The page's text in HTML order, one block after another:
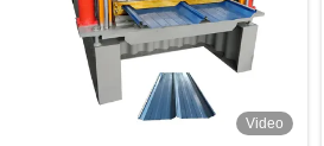
Video